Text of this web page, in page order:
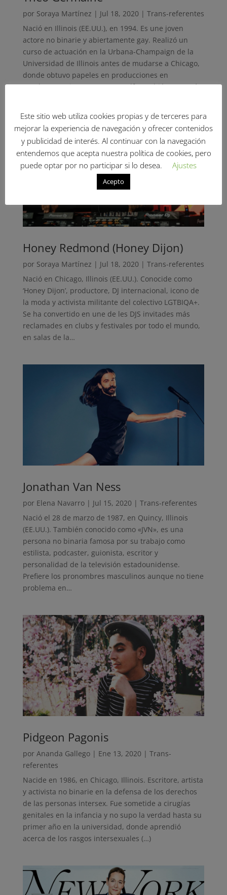
por Soraya Martínez | Jul 18, 2020 | Trans-referentes
Nació en Illinois (EE.UU.), en 1994. Es une joven
actore no binarie y abiertamente gay. Realizó un
curso de actuación en la Urbana-Champaign de la
Universidad de Illinois antes de mudarse a Chicago,
donde obtuvo papeles en producciones en
Goodman, Writers y Steppenwolf. También empezó a
Honey Redmond (Honey Dijon)
por Soraya Martínez | Jul 18, 2020 | Trans-referentes
Nació en Chicago, Illinois (EE.UU.). Conocide como
‘Honey Dijon’, productore, DJ internacional, icono de
la moda y activista militante del colectivo LGTBIQA+.
Se ha convertido en une de les DJS invitades más
reclamades en clubs y festivales por todo el mundo,
en salas de la…
Jonathan Van Ness
por Elena Navarro| Jul 15, 2020 | Trans-referentes
Nació el 28 de marzo de 1987, en Quincy, Illinois
(EE.UU.). También conocido como «JVN», es una
persona no binaria famosa por su trabajo como
estilista, podcaster, guionista, escritor y
personalidad de la televisión estadounidense.
Prefiere los pronombres masculinos aunque no tiene
problema en…
Pidgeon Pagonis
por Ananda Gallego| Ene 13, 2020 | Trans-
referentes
Nacide en 1986, en Chicago, Illinois. Escritore, artista
y activista no binarie en la defensa de los derechos
de las personas intersex. Fue sometide a cirugías
genitales en la infancia y no supo la verdad hasta su
primer año en la universidad, donde aprendió
acerca de los rasgos intersexuales (…)
Este sitio web utiliza cookies propias y de terceres para
mejorar la experiencia de navegación y ofrecer contenidos
y publicidad de interés. Al continuar con la navegación
entendemos que acepta nuestra política de cookies, pero
puede optar por no participar si lo desea.
Ajustes
Acepto